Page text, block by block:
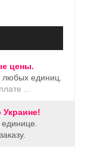
цены.
единиц.
...
Украине!